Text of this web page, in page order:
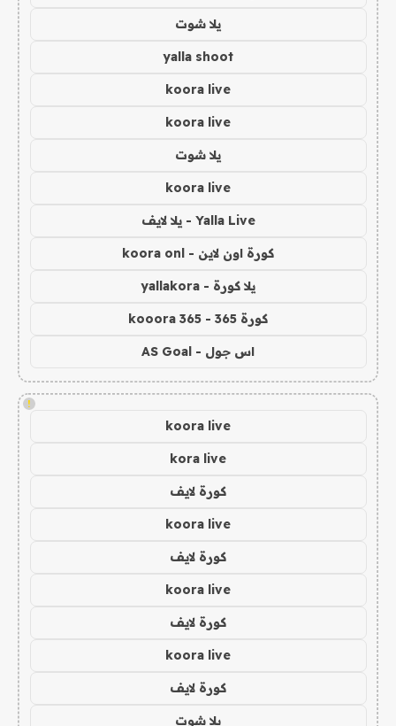
يلا شوت
yalla shoot
koora live
koora live
يلا شوت
koora live
Yalla Live - يلا لايف
كورة اون لاين - koora onl
يلا كورة - yallakora
كورة 365 - kooora 365
اس جول - AS Goal
!
koora live
kora live
كورة لايف
koora live
كورة لايف
koora live
كورة لايف
koora live
كورة لايف
يلا شوت